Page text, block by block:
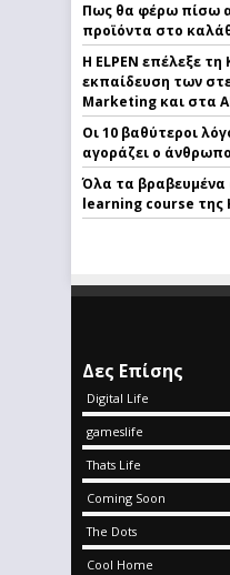
Πως θα φέρω πίσω
προϊόντα στο
Η ELPEN επέλεξε
εκπαίδευση των
Marketing και στα
Οι 10 βαθύτεροι
αγοράζει ο
Όλα τα
learning course της
Δες Επίσης
Digital Life
gameslife
Thats Life
Coming Soon
The Dots
Cool Home